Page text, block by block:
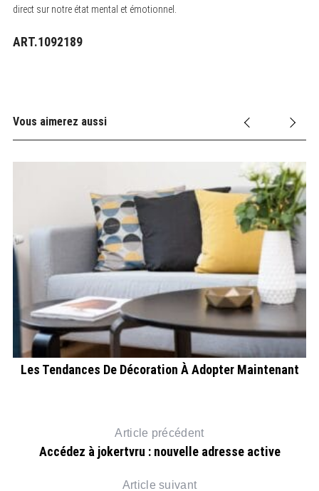
direct sur notre état mental et émotionnel.
ART.1092189
Vous aimerez aussi
Les Tendances De Décoration À Adopter Maintenant
Article précédent
Accédez à jokertvru : nouvelle adresse active
Article suivant